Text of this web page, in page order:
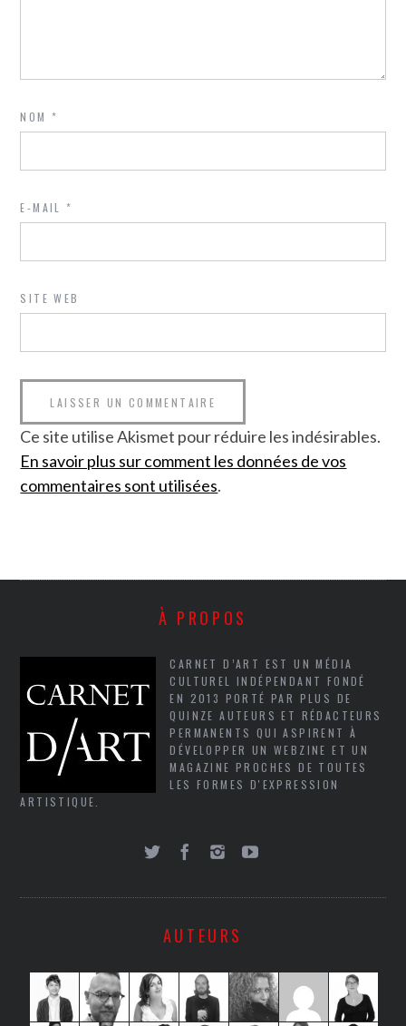
NOM*
E-MAIL*
SITE WEB
Ce site utilise Akismet pour réduire les indésirables.
En savoir plus sur comment les données de vos
commentaires sont utilisées.
À PROPOS
CARNET D’ART EST UN MÉDIA
CULTUREL INDÉPENDANT FONDÉ
EN 2013 PORTÉ PAR PLUS DE
QUINZE AUTEURS ET RÉDACTEURS
PERMANENTS QUI ASPIRENT À
DÉVELOPPER UN WEBZINE ET UN
MAGAZINE PROCHES DE TOUTES
LES FORMES D'EXPRESSION
ARTISTIQUE.
AUTEURS